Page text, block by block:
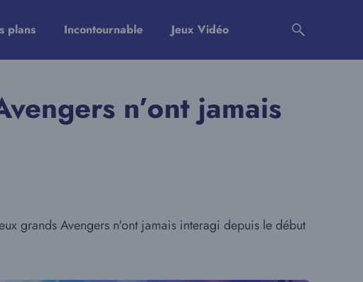
plans Incontournable Jeux Vidéo
n’ont jamais
grands Avengers n'ont jamais interagi depuis le début